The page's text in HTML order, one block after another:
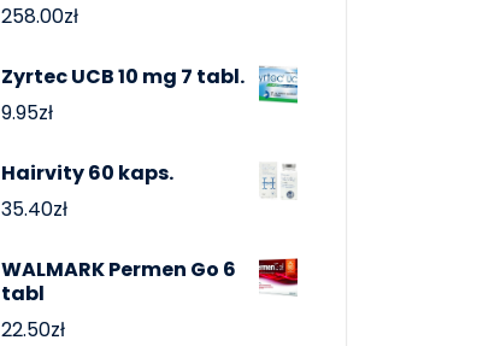
258.00zł
Zyrtec UCB 10 mg 7 tabl.
9.95zł
Hairvity 60 kaps.
35.40zł
WALMARK Permen Go 6
tabl
22.50zł